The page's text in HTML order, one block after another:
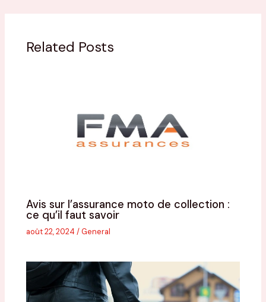
Related Posts
Avis sur l’assurance moto de collection :
ce qu’il faut savoir
août 22, 2024/ General